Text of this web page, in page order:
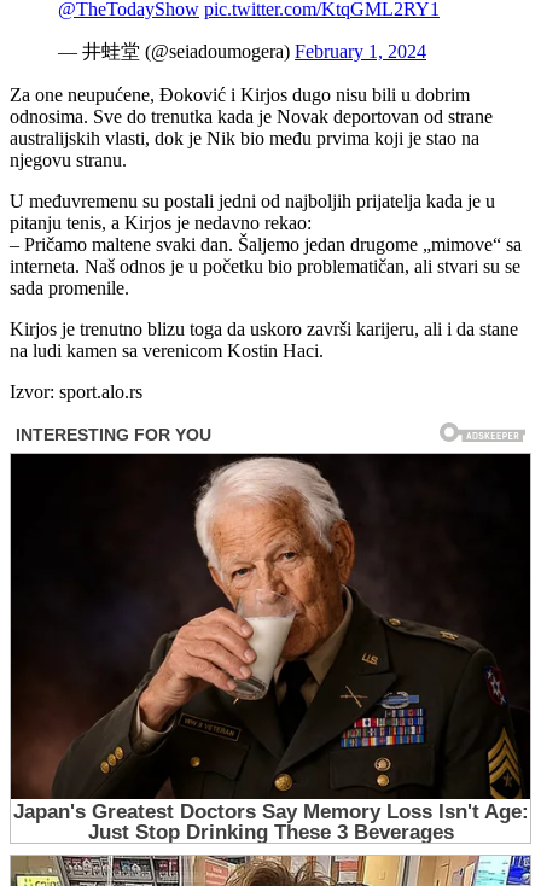
@TheTodayShow pic.twitter.com/KtqGML2RY1
— 井蛙堂 (@seiadoumogera) February 1, 2024
Za one neupućene, Đoković i Kirjos dugo nisu bili u dobrim
odnosima. Sve do trenutka kada je Novak deportovan od strane
australijskih vlasti, dok je Nik bio među prvima koji je stao na
njegovu stranu.
U međuvremenu su postali jedni od najboljih prijatelja kada je u
pitanju tenis, a Kirjos je nedavno rekao:
– Pričamo maltene svaki dan. Šaljemo jedan drugome „mimove“ sa
interneta. Naš odnos je u početku bio problematičan, ali stvari su se
sada promenile.
Kirjos je trenutno blizu toga da uskoro završi karijeru, ali i da stane
na ludi kamen sa verenicom Kostin Haci.
Izvor: sport.alo.rs